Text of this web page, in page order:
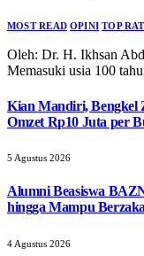
MOST READ OPINI TOP
Oleh: Dr. H. Ikhsan
Memasuki usia 100
Kian Mandiri, Bengkel
Omzet Rp10 Juta per
5 Agustus 2026
Alumni Beasiswa
hingga Mampu
4 Agustus 2026